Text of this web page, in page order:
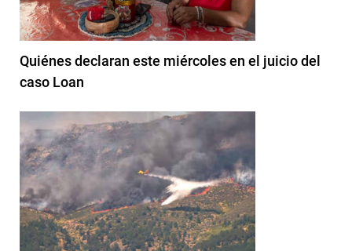
Quiénes declaran este miércoles en el juicio del
caso Loan